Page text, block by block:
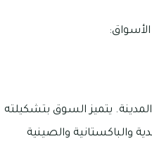
يتميز السوق بتشكيلته
والباكستانية والصينية